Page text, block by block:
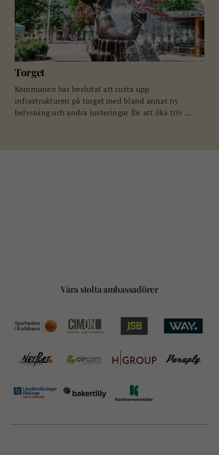
Torget
Kommunen har beslutat att rusta upp
infrastrukturen på torget med bland annat ny
belysning och andra justeringar för att öka triv ...
Våra stolta ambassadörer